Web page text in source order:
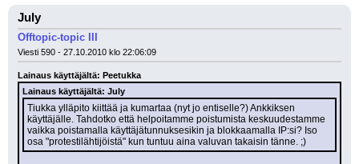
July
Offtopic-topic III
Viesti 590 - 27.10.2010 klo 22:06:09
Lainaus käyttäjältä: Peetukka
Lainaus käyttäjältä: July
Tiukka ylläpito kiittää ja kumartaa (nyt jo entiselle?) Ankkiksen
käyttäjälle. Tahdotko että helpoitamme poistumista keskuudestamme
vaikka poistamalla käyttäjätunnuksesikin ja blokkaamalla IP:si? Iso
osa "protestilähtijöistä" kun tuntuu aina valuvan takaisin tänne. ;)